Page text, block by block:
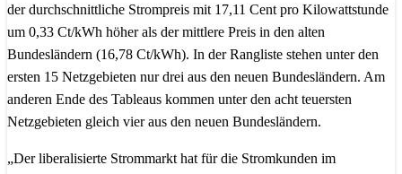
der durchschnittliche Strompreis mit 17,11 Cent pro Kilowattstunde
um 0,33 Ct/kWh höher als der mittlere Preis in den alten
Bundesländern (16,78 Ct/kWh). In der Rangliste stehen unter den
ersten 15 Netzgebieten nur drei aus den neuen Bundesländern. Am
anderen Ende des Tableaus kommen unter den acht teuersten
Netzgebieten gleich vier aus den neuen Bundesländern.
„Der liberalisierte Strommarkt hat für die Stromkunden im